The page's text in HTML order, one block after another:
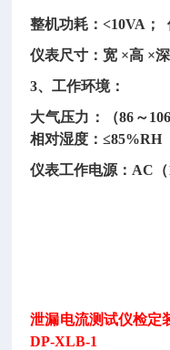
整机功耗：<10VA；
仪表尺寸：宽 ×高 ×
3、工作环境：
大气压力：（86～
相对湿度：≤85%RH
仪表工作电源： AC（
泄漏电流测试仪检定
DP-XLB-1